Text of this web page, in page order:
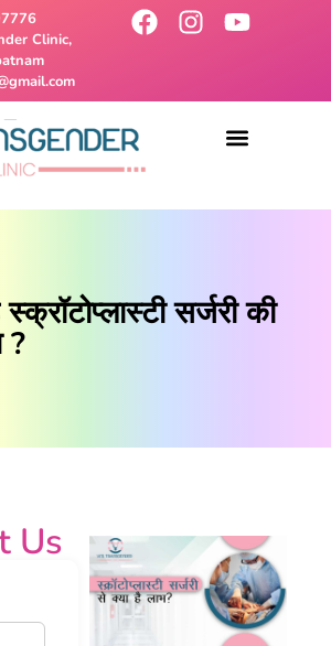
Clinic,
सर्जरी की
?
Us